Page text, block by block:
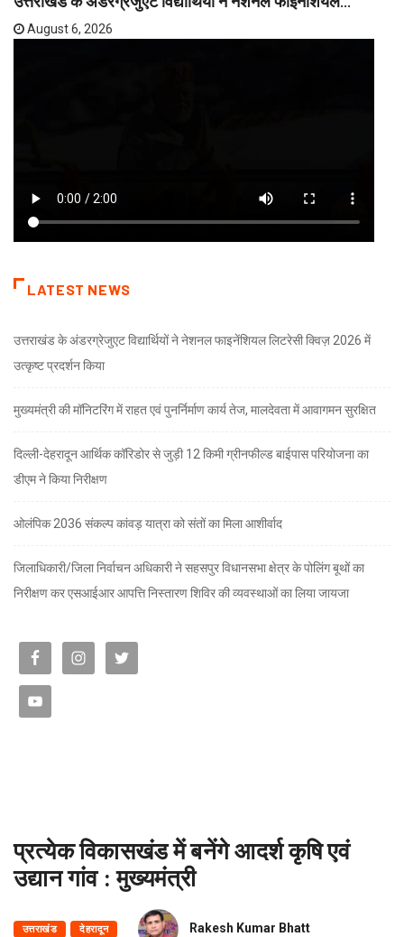
August 6, 2026
LATEST NEWS
उत्तराखंड के अंडरग्रेजुएट विद्यार्थियों ने नेशनल फाइनेंशियल लिटरेसी क्विज़ 2026 में
उत्कृष्ट प्रदर्शन किया
मुख्यमंत्री की मॉनिटरिंग में राहत एवं पुनर्निर्माण कार्य तेज, मालदेवता में आवागमन सुरक्षित
दिल्ली-देहरादून आर्थिक कॉरिडोर से जुड़ी 12 किमी ग्रीनफील्ड बाईपास परियोजना का
डीएम ने किया निरीक्षण
ओलंपिक 2036 संकल्प कांवड़ यात्रा को संतों का मिला आशीर्वाद
जिलाधिकारी/जिला निर्वाचन अधिकारी ने सहसपुर विधानसभा क्षेत्र के पोलिंग बूथों का
निरीक्षण कर एसआईआर आपत्ति निस्तारण शिविर की व्यवस्थाओं का लिया जायजा
प्रत्येक विकासखंड में बनेंगे आदर्श कृषि एवं
उद्यान गांव : मुख्यमंत्री
उत्तराखंड देहरादून Rakesh Kumar Bhatt